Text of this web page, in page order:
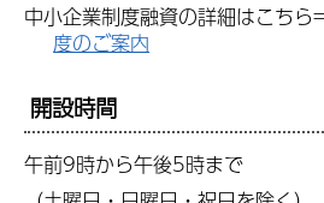
中小企業制度融資の詳細はこち
度のご案内
開設時間
午前9時から午後5時まで